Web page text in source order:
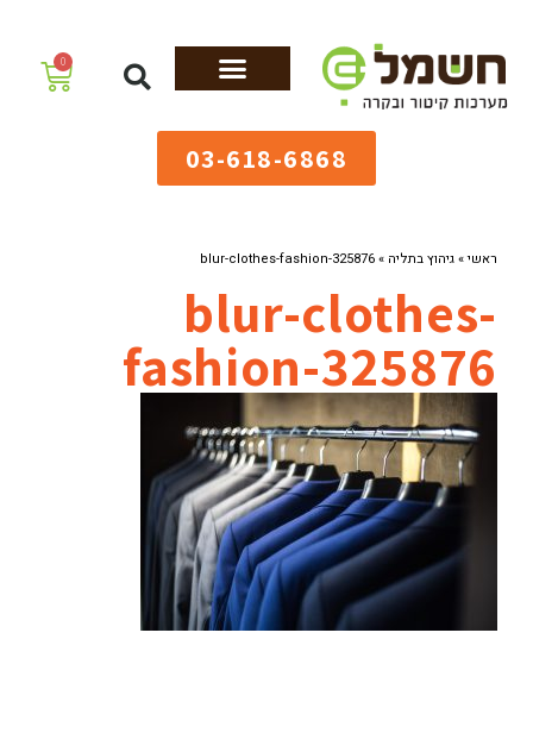
0
03-618-6868
ראשי»גיהוץ בתליה »
blur-clothes-fashion-325876
blur-clothes-
fashion-325876